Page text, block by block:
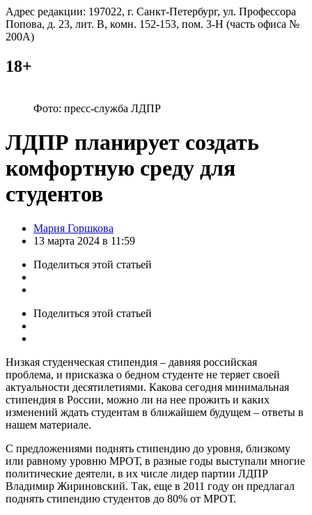
Адрес редакции: 197022, г. Санкт-Петербург, ул. Профессора
Попова, д. 23, лит. В, комн. 152-153, пом. 3-Н (часть офиса №
200А)
18+
Фото: пресс-служба ЛДПР
ЛДПР планирует создать
комфортную среду для
студентов
Posted
by
Мария Горшкова
13 марта 2024 в 11:59
Поделиться этой статьей
Поделиться этой статьей
Низкая студенческая стипендия – давняя российская
проблема, и присказка о бедном студенте не теряет своей
актуальности десятилетиями. Какова сегодня минимальная
стипендия в России, можно ли на нее прожить и каких
изменений ждать студентам в ближайшем будущем – ответы в
нашем материале.
С предложениями поднять стипендию до уровня, близкому
или равному уровню МРОТ, в разные годы выступали многие
политические деятели, в их числе лидер партии ЛДПР
Владимир Жириновский. Так, еще в 2011 году он предлагал
поднять стипендию студентов до 80% от МРОТ.